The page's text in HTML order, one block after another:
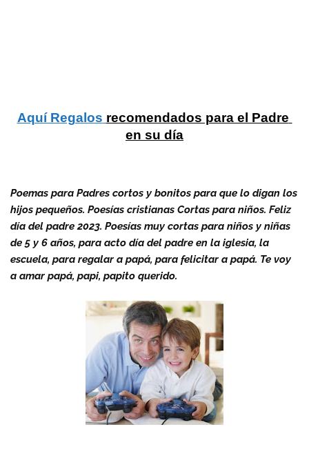
Aquí Regalos recomendados para el Padre
en su día
Poemas para Padres cortos y bonitos para que lo digan los
hijos pequeños. Poesías cristianas Cortas para niños. Feliz
día del padre 2023. Poesías muy cortas para niños y niñas
de 5 y 6 años, para acto día del padre en la iglesia, la
escuela, para regalar a papá, para felicitar a papá. Te voy
a amar papá, papi, papito querido.